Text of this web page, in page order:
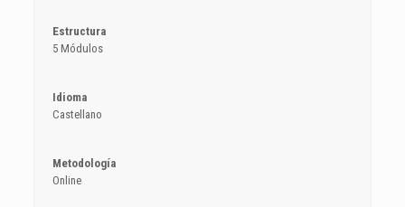
Estructura
5 Módulos
Idioma
Castellano
Metodología
Online